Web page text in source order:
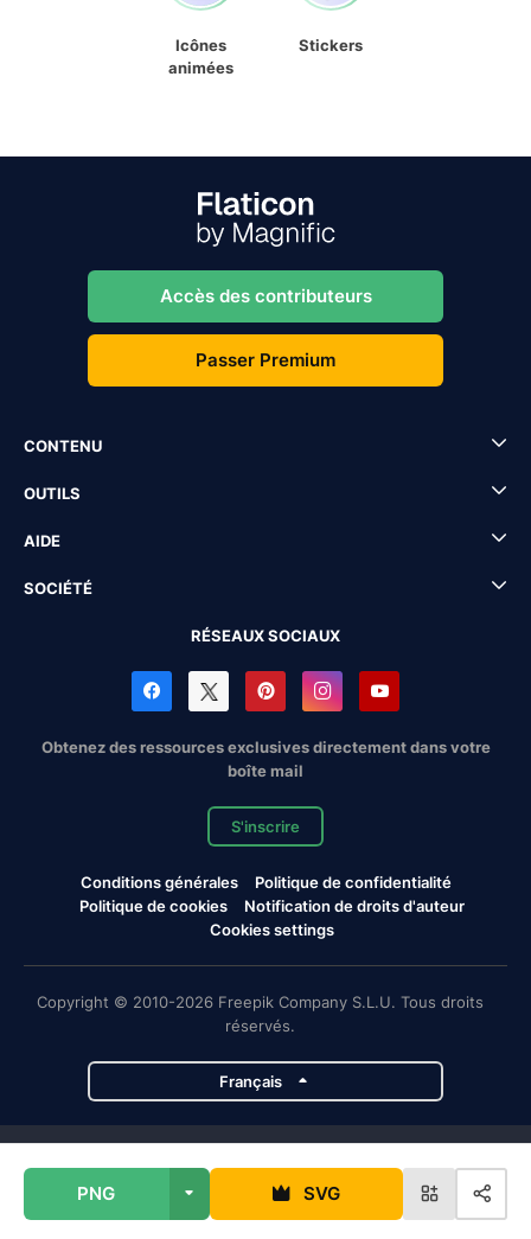
PNG SVG
Icônes
animées
Stickers
Accès des contributeurs
Passer Premium
CONTENU
OUTILS
AIDE
SOCIÉTÉ
RÉSEAUX SOCIAUX
Obtenez des ressources exclusives directement dans votre
boîte mail
S'inscrire
Conditions générales
Politique de confidentialité
Politique de cookies
Notification de droits d'auteur
Cookies settings
Copyright © 2010-2026 Freepik Company S.L.U. Tous droits
réservés.
Français